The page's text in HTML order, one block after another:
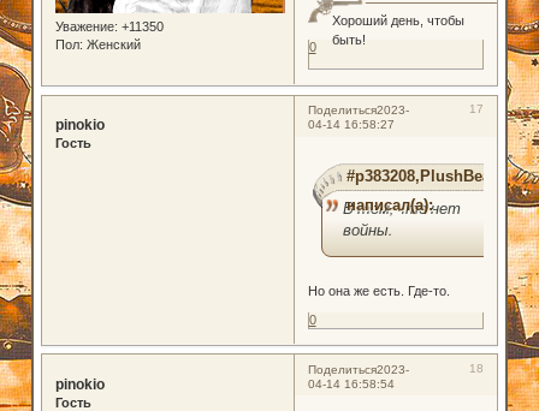
Уважение: +11350
Пол: Женский
Хороший день, чтобы
быть!
0
Поделиться 17
2023-
04-14 16:58:27
pinokio
Гость
#p383208,PlushBear
написал(а):
В том, что нет
войны.
Но она же есть. Где-то.
0
Поделиться 18
2023-
04-14 16:58:54
pinokio
Гость